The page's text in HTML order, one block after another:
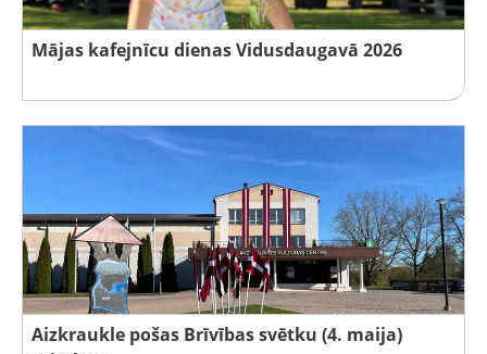
Mājas kafejnīcu dienas Vidusdaugavā 2026
Aizkraukle pošas Brīvības svētku (4. maija)